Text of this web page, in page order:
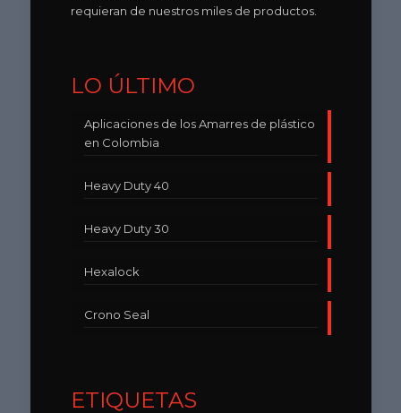
requieran de nuestros miles de productos.
LO ÚLTIMO
Aplicaciones de los Amarres de plástico
en Colombia
Heavy Duty 40
Heavy Duty 30
Hexalock
Crono Seal
ETIQUETAS